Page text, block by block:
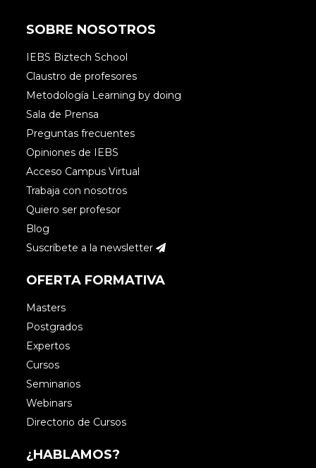
SOBRE NOSOTROS
IEBS Biztech School
Claustro de profesores
Metodología Learning by doing
Sala de Prensa
Preguntas frecuentes
Opiniones de IEBS
Acceso Campus Virtual
Trabaja con nosotros
Quiero ser profesor
Blog
Suscríbete a la newsletter
OFERTA FORMATIVA
Masters
Postgrados
Expertos
Cursos
Seminarios
Webinars
Directorio de Cursos
¿HABLAMOS?